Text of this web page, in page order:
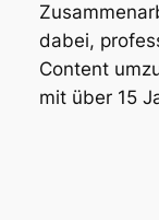
dabei,
Content
mit über 15